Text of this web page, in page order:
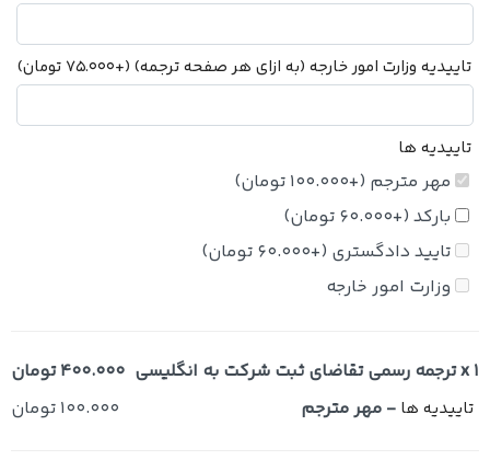
تاییدیه وزارت امور خارجه (به ازای هر صفحه ترجمه)(+
75.000تومان)
تاییدیه ها
مهر مترجم(+
100.000تومان)
بارکد(+
60.000تومان)
تایید دادگستری(+
60.000تومان)
وزارت امور خارجه
x 1ترجمه رسمی تقاضای ثبت شرکت به انگلیسی 400.000 تومان
تاییدیه ها-مهر مترجم 100.000 تومان